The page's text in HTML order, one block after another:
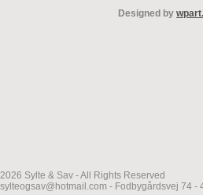
Designed by
2026 Sylte & Sav - All Rights Reserved
sylteogsav@hotmail.com - Fodbygårdsvej 74 -